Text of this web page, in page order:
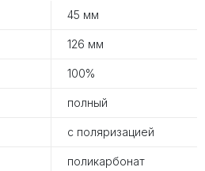
45 мм
126 мм
100%
полный
с поляризацией
поликарбонат